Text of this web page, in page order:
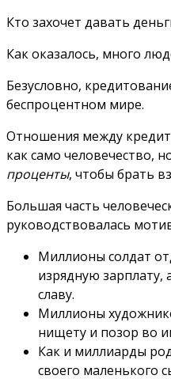
Кто захочет давать
Как оказалось, много
Безусловно,
беспроцентном мире.
Отношения между
как само человечество,
проценты, чтобы брать
Большая часть
руководствовалась
Миллионы солдат
изрядную зарплату,
славу.
Миллионы
нищету и позор во
Как и миллиарды
своего маленького